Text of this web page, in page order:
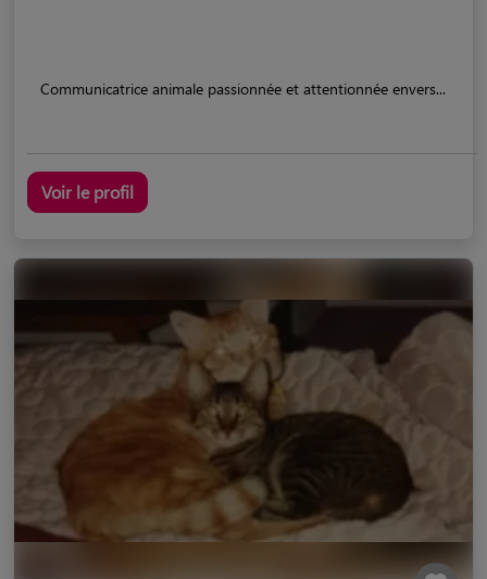
Communicatrice animale passionnée et attentionnée envers...
Voir le profil